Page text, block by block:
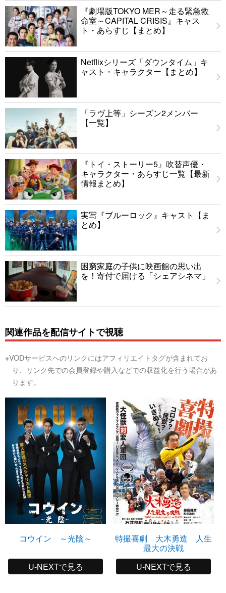
『劇場版TOKYO MER～走る緊急救
命室～CAPITAL CRISIS』キャス
ト・あらすじ【まとめ】
Netflixシリーズ「ダウンタイム」キ
ャスト・キャラクター【まとめ】
「ラヴ上等」シーズン2メンバー
【一覧】
『トイ・ストーリー5』吹替声優・
キャラクター・あらすじ一覧【最新
情報まとめ】
実写『ブルーロック』キャスト【ま
とめ】
困窮家庭の子供に映画館の思い出
を！寄付で届ける「シェアシネマ」
関連作品を配信サイトで視聴
※VODサービスへのリンクにはアフィリエイトタグが含まれてお
り、リンク先での会員登録や購入などでの収益化を行う場合があ
ります。
コウイン ～光陰～
U-NEXTで見る
特撮喜劇 大木勇造 人生
最大の決戦
U-NEXTで見る